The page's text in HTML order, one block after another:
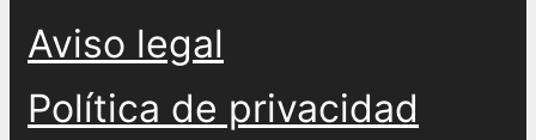
Aviso legal
Política de privacidad